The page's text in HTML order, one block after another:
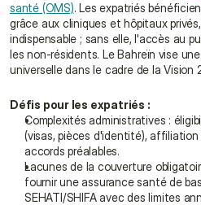
santé (OMS). Les expatriés
grâce aux cliniques et hôpitaux
indispensable ; sans elle, l'accès au
les non-résidents. Le Bahreïn vise
universelle dans le cadre de la Vision
Défis pour les expatriés :
Complexités administratives :
(visas, pièces d'identité),
accords préalables.
Lacunes de la couverture
fournir une assurance santé de
SEHATI/SHIFA avec des limites